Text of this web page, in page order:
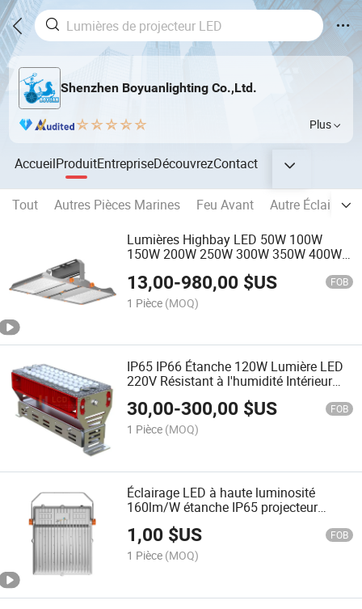
Shenzhen Boyuanlighting Co.,Ltd.
Plus
AccueilProduitEntrepriseDécouvrezContact
Tout Autres Pièces Marines Feu Avant
Autre Éclairage
Lumières Highbay LED 50W 100W
150W 200W 250W 300W 350W 400W
13,00-980,00 $US FOB
1 Pièce (MOQ)
IP65 IP66 Étanche 120W Lumière LED
220V Résistant à l'humidité Intérieur
Extérieur 5000K Lumière de projecteur
LED pour étables de vaches laitières
150lm/W Dali ou capteur de
mouvement 1-10V Dimmable
30,00-300,00 $US FOB
1 Pièce (MOQ)
Éclairage LED à haute luminosité
160lm/W étanche IP65 projecteur
extérieur 220V 6500K lampes de travail
100W 5 garantie de plusieurs années
pour solution d'éclairage industriel
1,00 $US FOB
1 Pièce (MOQ)